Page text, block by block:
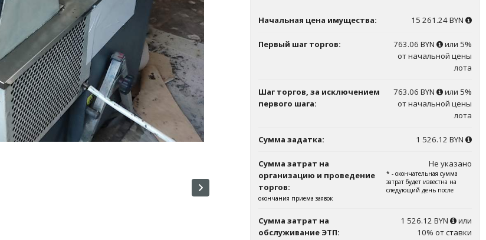
Начальная цена имущества: 15 261.24 BYN
Первый шаг торгов: 763.06 BYN
или 5%
от начальной цены
лота
Шаг торгов, за исключением
первого шага:
763.06 BYN
или 5%
от начальной цены
лота
Сумма задатка: 1 526.12 BYN
Сумма затрат на
организацию и проведение
торгов:
Не указано
* - окончательная сумма
затрат будет известна на
следующий день после
окончания приема заявок
Сумма затрат на
обслуживание ЭТП:
1 526.12 BYN
или
10% от ставки